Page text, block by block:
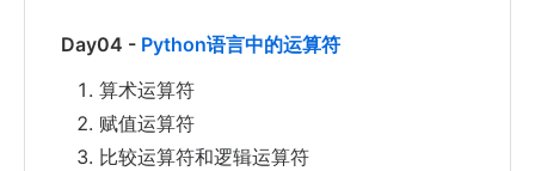
Day04 - Python语言中的运算符
算术运算符
赋值运算符
比较运算符和逻辑运算符